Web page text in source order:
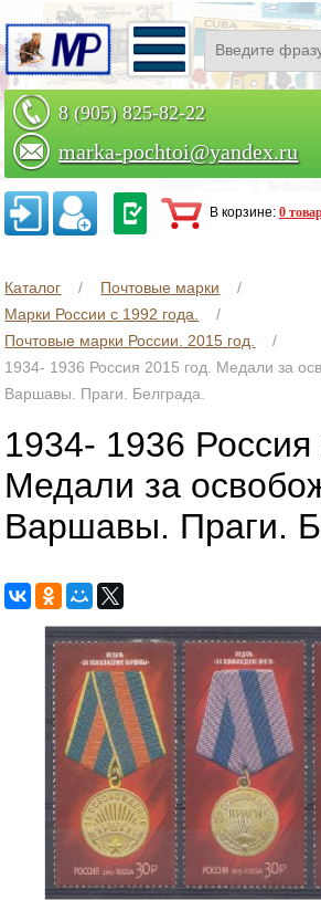
8 (905) 825-82-22
marka-pochtoi@yandex.ru
Заказать по телефону
В корзине: 0
Каталог
Почтовые марки
Марки России с 1992 года.
Почтовые марки России. 2015 год.
1934- 1936 Россия 2015 год. Медали за
Варшавы. Праги. Белграда.
1934- 1936 Россия
Медали за
Варшавы. Праги.